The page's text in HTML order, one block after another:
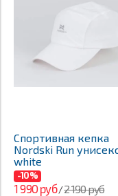
Спортивная кепка
Nordski Run
white
-10%
1 990 руб/2 190 руб